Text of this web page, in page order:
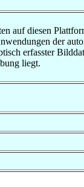
auf diesen
der
erfasster
liegt.